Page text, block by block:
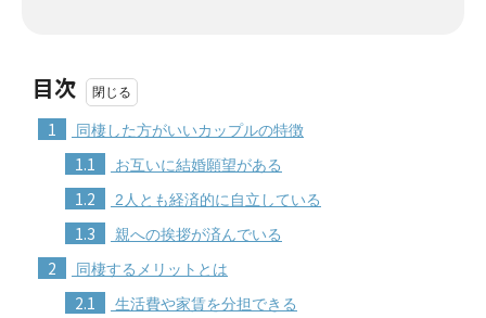
目次
1 同棲した方がいいカップルの特徴
1.1 お互いに結婚願望がある
1.2 2人とも経済的に自立している
1.3 親への挨拶が済んでいる
2 同棲するメリットとは
2.1 生活費や家賃を分担できる